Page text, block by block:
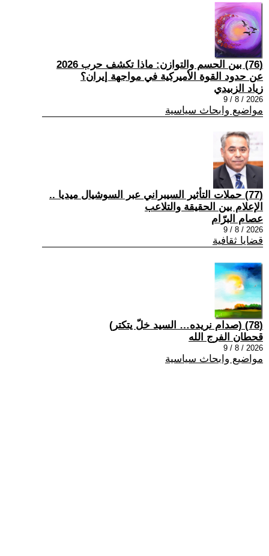
(76) بين الحسم والتوازن: ماذا تكشف حرب 2026
عن حدود القوة الأميركية في مواجهة إيران؟
زياد الزبيدي
2026 / 8 / 9
مواضيع وابحاث سياسية
(77) حملات التأثير السيبراني عبر السوشيال ميديا ..
الإعلام بين الحقيقة والتلاعب
عصام البرّام
2026 / 8 / 9
قضايا ثقافية
(78) (صدام نريده… السيد خلّ يتكتر)
قحطان الفرج الله
2026 / 8 / 9
مواضيع وابحاث سياسية